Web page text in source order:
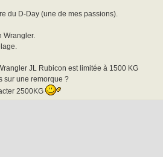
du D-Day (une de mes passions).
Wrangler.
JL Rubicon est limitée à 1500 KG
sur une remorque ?
2500KG